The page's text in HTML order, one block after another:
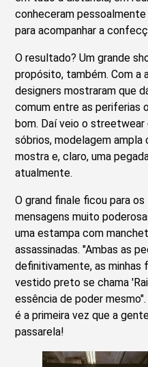
conheceram
para acompanhar a
O resultado? Um grande
propósito, também. Com a
designers mostraram que
comum entre as periferias
bom. Daí veio o
sóbrios, modelagem
mostra e, claro, uma
atualmente.
O grand finale ficou para
mensagens muito
uma estampa com
assassinadas. "Ambas as
definitivamente, as minhas
vestido preto se chama
essência de poder
é a primeira vez que a
passarela!